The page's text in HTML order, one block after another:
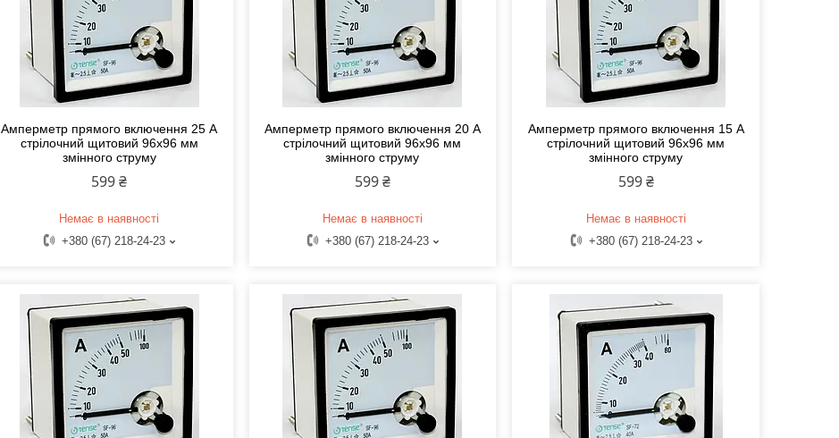
Амперметр прямого включення 25 А
стрілочний щитовий 96x96 мм
змінного струму
599 ₴
Немає в наявності
+380 (67) 218-24-23
Амперметр прямого включення 20 А
стрілочний щитовий 96x96 мм
змінного струму
599 ₴
Немає в наявності
+380 (67) 218-24-23
Амперметр прямого включення 15 А
стрілочний щитовий 96x96 мм
змінного струму
599 ₴
Немає в наявності
+380 (67) 218-24-23